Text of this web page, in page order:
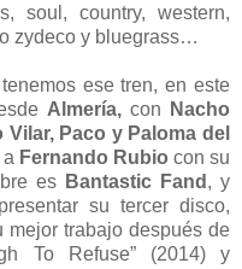
soul, country, western,
zydeco y bluegrass…
tenemos ese tren, en este
Almería,con
Nacho
Paco y Paloma del
a Fernando Rubio con su
es Bantastic Fand , y
su tercer disco,
mejor trabajo después de
To Refuse” (2014) y